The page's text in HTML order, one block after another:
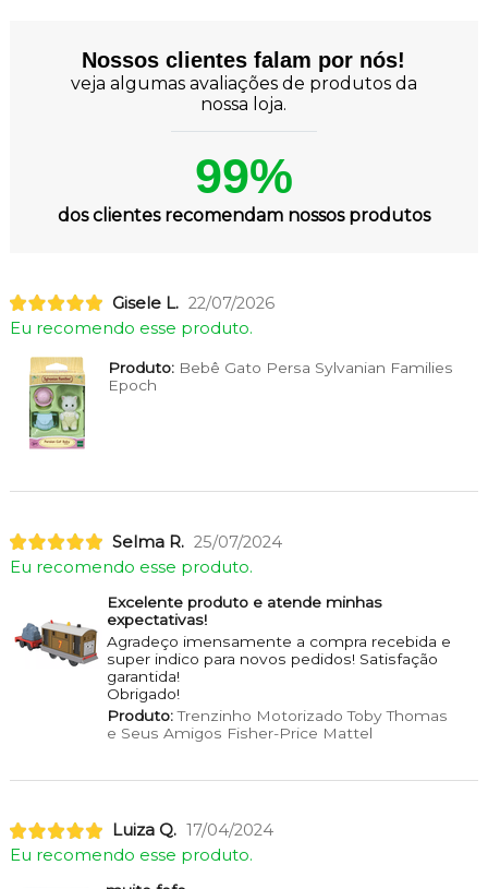
Nossos clientes falam por nós!
veja algumas avaliações de produtos da
nossa loja.
99%
dos clientes recomendam nossos produtos
Gisele L. 22/07/2026
Eu recomendo esse produto.
Produto:Bebê Gato Persa Sylvanian Families
Epoch
Selma R. 25/07/2024
Eu recomendo esse produto.
Excelente produto e atende minhas
expectativas!
Agradeço imensamente a compra recebida e
super indico para novos pedidos! Satisfação
garantida!
Obrigado!
Produto:Trenzinho Motorizado Toby Thomas
e Seus Amigos Fisher-Price Mattel
Luiza Q. 17/04/2024
Eu recomendo esse produto.